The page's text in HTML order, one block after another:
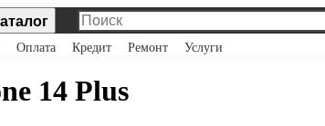
Оплата Кредит Ремонт Услуги
14 Plus